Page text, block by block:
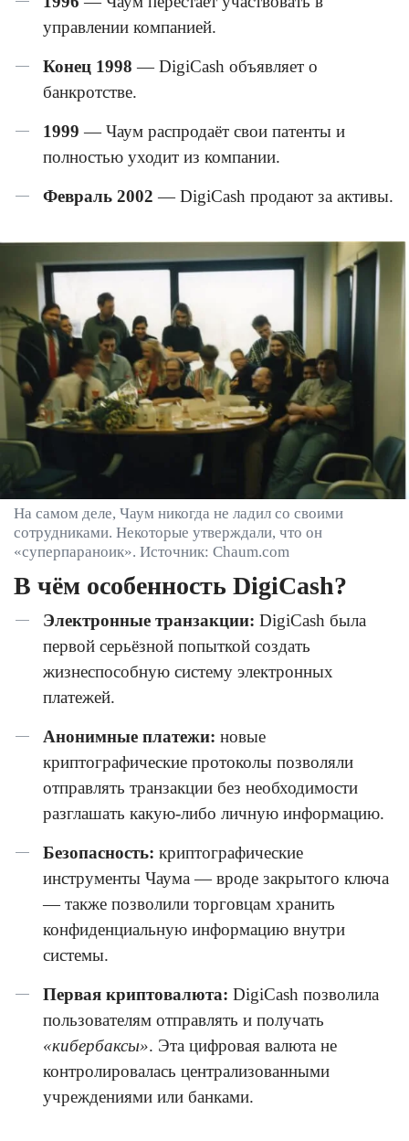
управлении компанией.
Конец 1998 — DigiCash объявляет о
банкротстве.
1999 — Чаум распродаёт свои патенты и
полностью уходит из компании.
Февраль 2002 — DigiCash продают за активы.
На самом деле, Чаум никогда не ладил со своими
сотрудниками. Некоторые утверждали, что он
«суперпараноик». Источник: Chaum.com
В чём особенность DigiCash?
Электронные транзакции: DigiCash была
первой серьёзной попыткой создать
жизнеспособную систему электронных
платежей.
Анонимные платежи: новые
криптографические протоколы позволяли
отправлять транзакции без необходимости
разглашать какую-либо личную информацию.
Безопасность: криптографические
инструменты Чаума — вроде закрытого ключа
— также позволили торговцам хранить
конфиденциальную информацию внутри
системы.
Первая криптовалюта: DigiCash позволила
пользователям отправлять и получать
«кибербаксы». Эта цифровая валюта не
контролировалась централизованными
учреждениями или банками.